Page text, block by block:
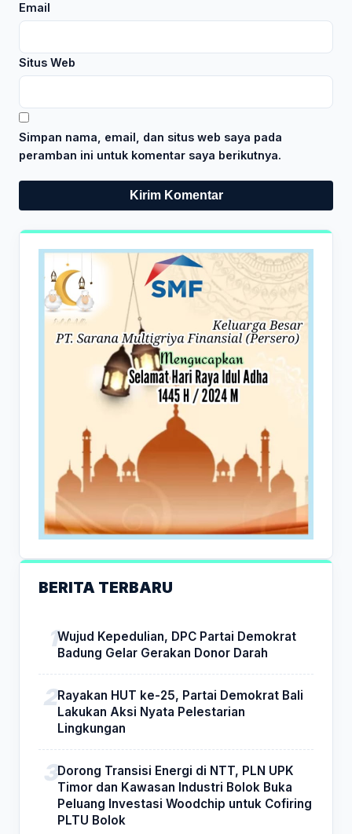
Email
Situs Web
Simpan nama, email, dan situs web saya pada
peramban ini untuk komentar saya berikutnya.
BERITA TERBARU
Wujud Kepedulian, DPC Partai Demokrat
Badung Gelar Gerakan Donor Darah
Rayakan HUT ke-25, Partai Demokrat Bali
Lakukan Aksi Nyata Pelestarian
Lingkungan
Dorong Transisi Energi di NTT, PLN UPK
Timor dan Kawasan Industri Bolok Buka
Peluang Investasi Woodchip untuk Cofiring
PLTU Bolok